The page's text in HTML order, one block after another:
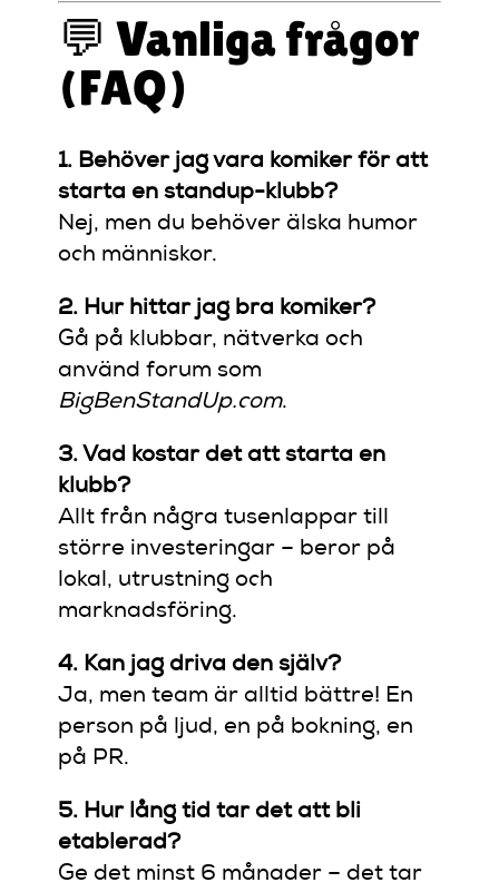
💬 Vanliga frågor
(FAQ)
1. Behöver jag vara komiker för att
starta en standup-klubb?
Nej, men du behöver älska humor
och människor.
2. Hur hittar jag bra komiker?
Gå på klubbar, nätverka och
använd forum som
BigBenStandUp.com.
3. Vad kostar det att starta en
klubb?
Allt från några tusenlappar till
större investeringar – beror på
lokal, utrustning och
marknadsföring.
4. Kan jag driva den själv?
Ja, men team är alltid bättre! En
person på ljud, en på bokning, en
på PR.
5. Hur lång tid tar det att bli
etablerad?
Ge det minst 6 månader – det tar